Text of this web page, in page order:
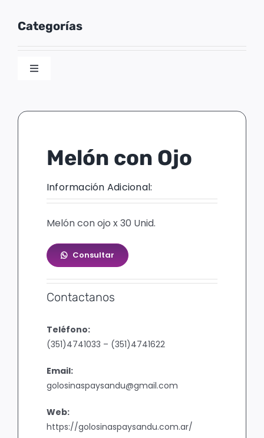
Categorías
Toggle
Paletas
Melón con Ojo
Información Adicional:
Melón con ojo x 30 Unid.
Consultar
Contactanos
Teléfono:
(351)4741033 – (351)4741622
Email:
golosinaspaysandu@gmail.com
Web:
https://golosinaspaysandu.com.ar/